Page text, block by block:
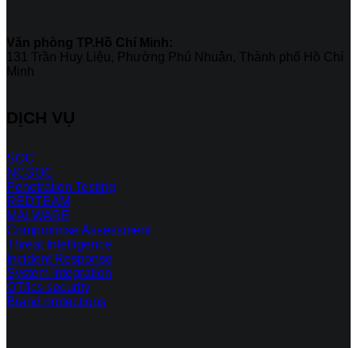
Văn phòng TP.Hồ Chí Minh:
131 Trần Huy Liệu, Phường Phú Nhuận, Thành phố Hồ Chí
Minh
DỊCH VỤ
SOC
NCSOC
Penetration Testing
REDTEAM
MALWARE
Compromise Assessment
Threat Intelligence
Incident Response
System Integration
OT/ics security
Brand protections